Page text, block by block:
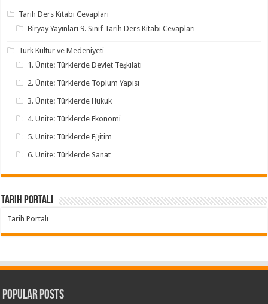
Tarih Ders Kitabı Cevapları
Biryay Yayınları 9. Sınıf Tarih Ders Kitabı Cevapları
Türk Kültür ve Medeniyeti
1. Ünite: Türklerde Devlet Teşkilatı
2. Ünite: Türklerde Toplum Yapısı
3. Ünite: Türklerde Hukuk
4. Ünite: Türklerde Ekonomi
5. Ünite: Türklerde Eğitim
6. Ünite: Türklerde Sanat
Tarih Portalı
Tarih Portalı
Popular Posts